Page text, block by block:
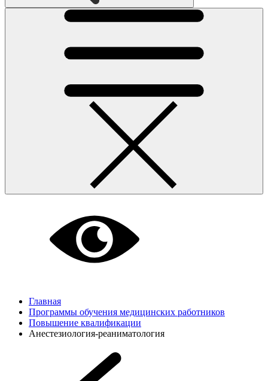
Главная
Программы обучения медицинских работников
Повышение квалификации
Анестезиология-реаниматология